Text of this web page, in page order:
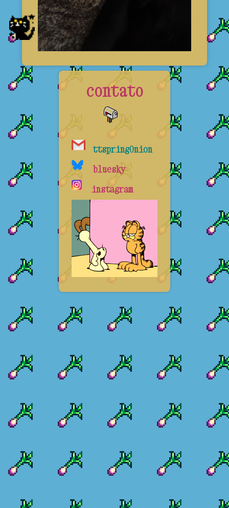
contato
ttspring0nion
bluesky
instagram